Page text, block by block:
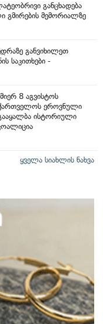
განცხადება
გმირების მემორიალზე
განვიხილეთ
საკითხები -
8 აგვისტოს
ეროვნული
ისტორიული
ყველა სიახლის ნახვა